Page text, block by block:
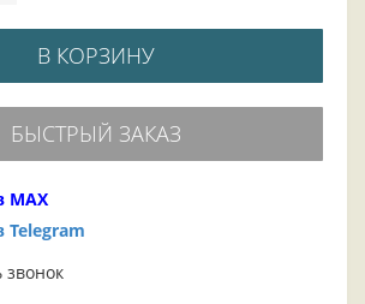
В КОРЗИНУ
БЫСТРЫЙ ЗАКАЗ
MAX
Telegram
звонок